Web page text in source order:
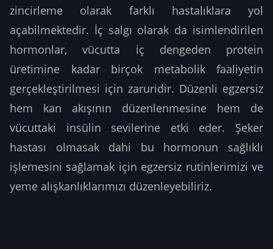
zincirleme olarak farklı hastalıklara yol
açabilmektedir. İç salgı olarak da isimlendirilen
hormonlar, vücutta iç dengeden protein
üretimine kadar birçok metabolik faaliyetin
gerçekleştirilmesi için zaruridir. Düzenli egzersiz
hem kan akışının düzenlenmesine hem de
vücuttaki insülin sevilerine etki eder. Şeker
hastası olmasak dahi bu hormonun sağlıklı
işlemesini sağlamak için egzersiz rutinlerimizi ve
yeme alışkanlıklarımızı düzenleyebiliriz.